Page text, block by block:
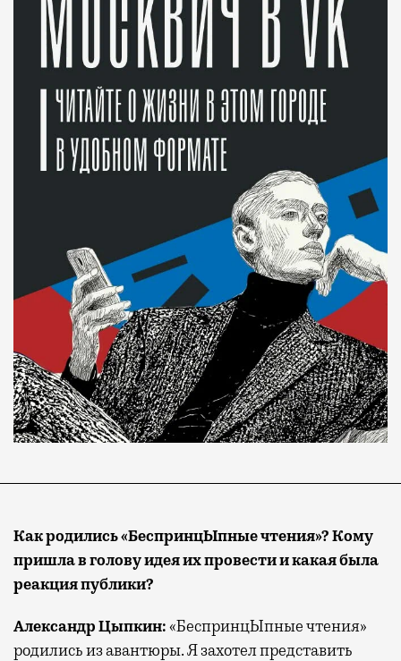
Как родились «БеспринцЫпные чтения»? Кому
пришла в голову идея их провести и какая была
реакция публики?
Александр Цыпкин:«БеспринцЫпные чтения»
родились из авантюры. Я захотел представить